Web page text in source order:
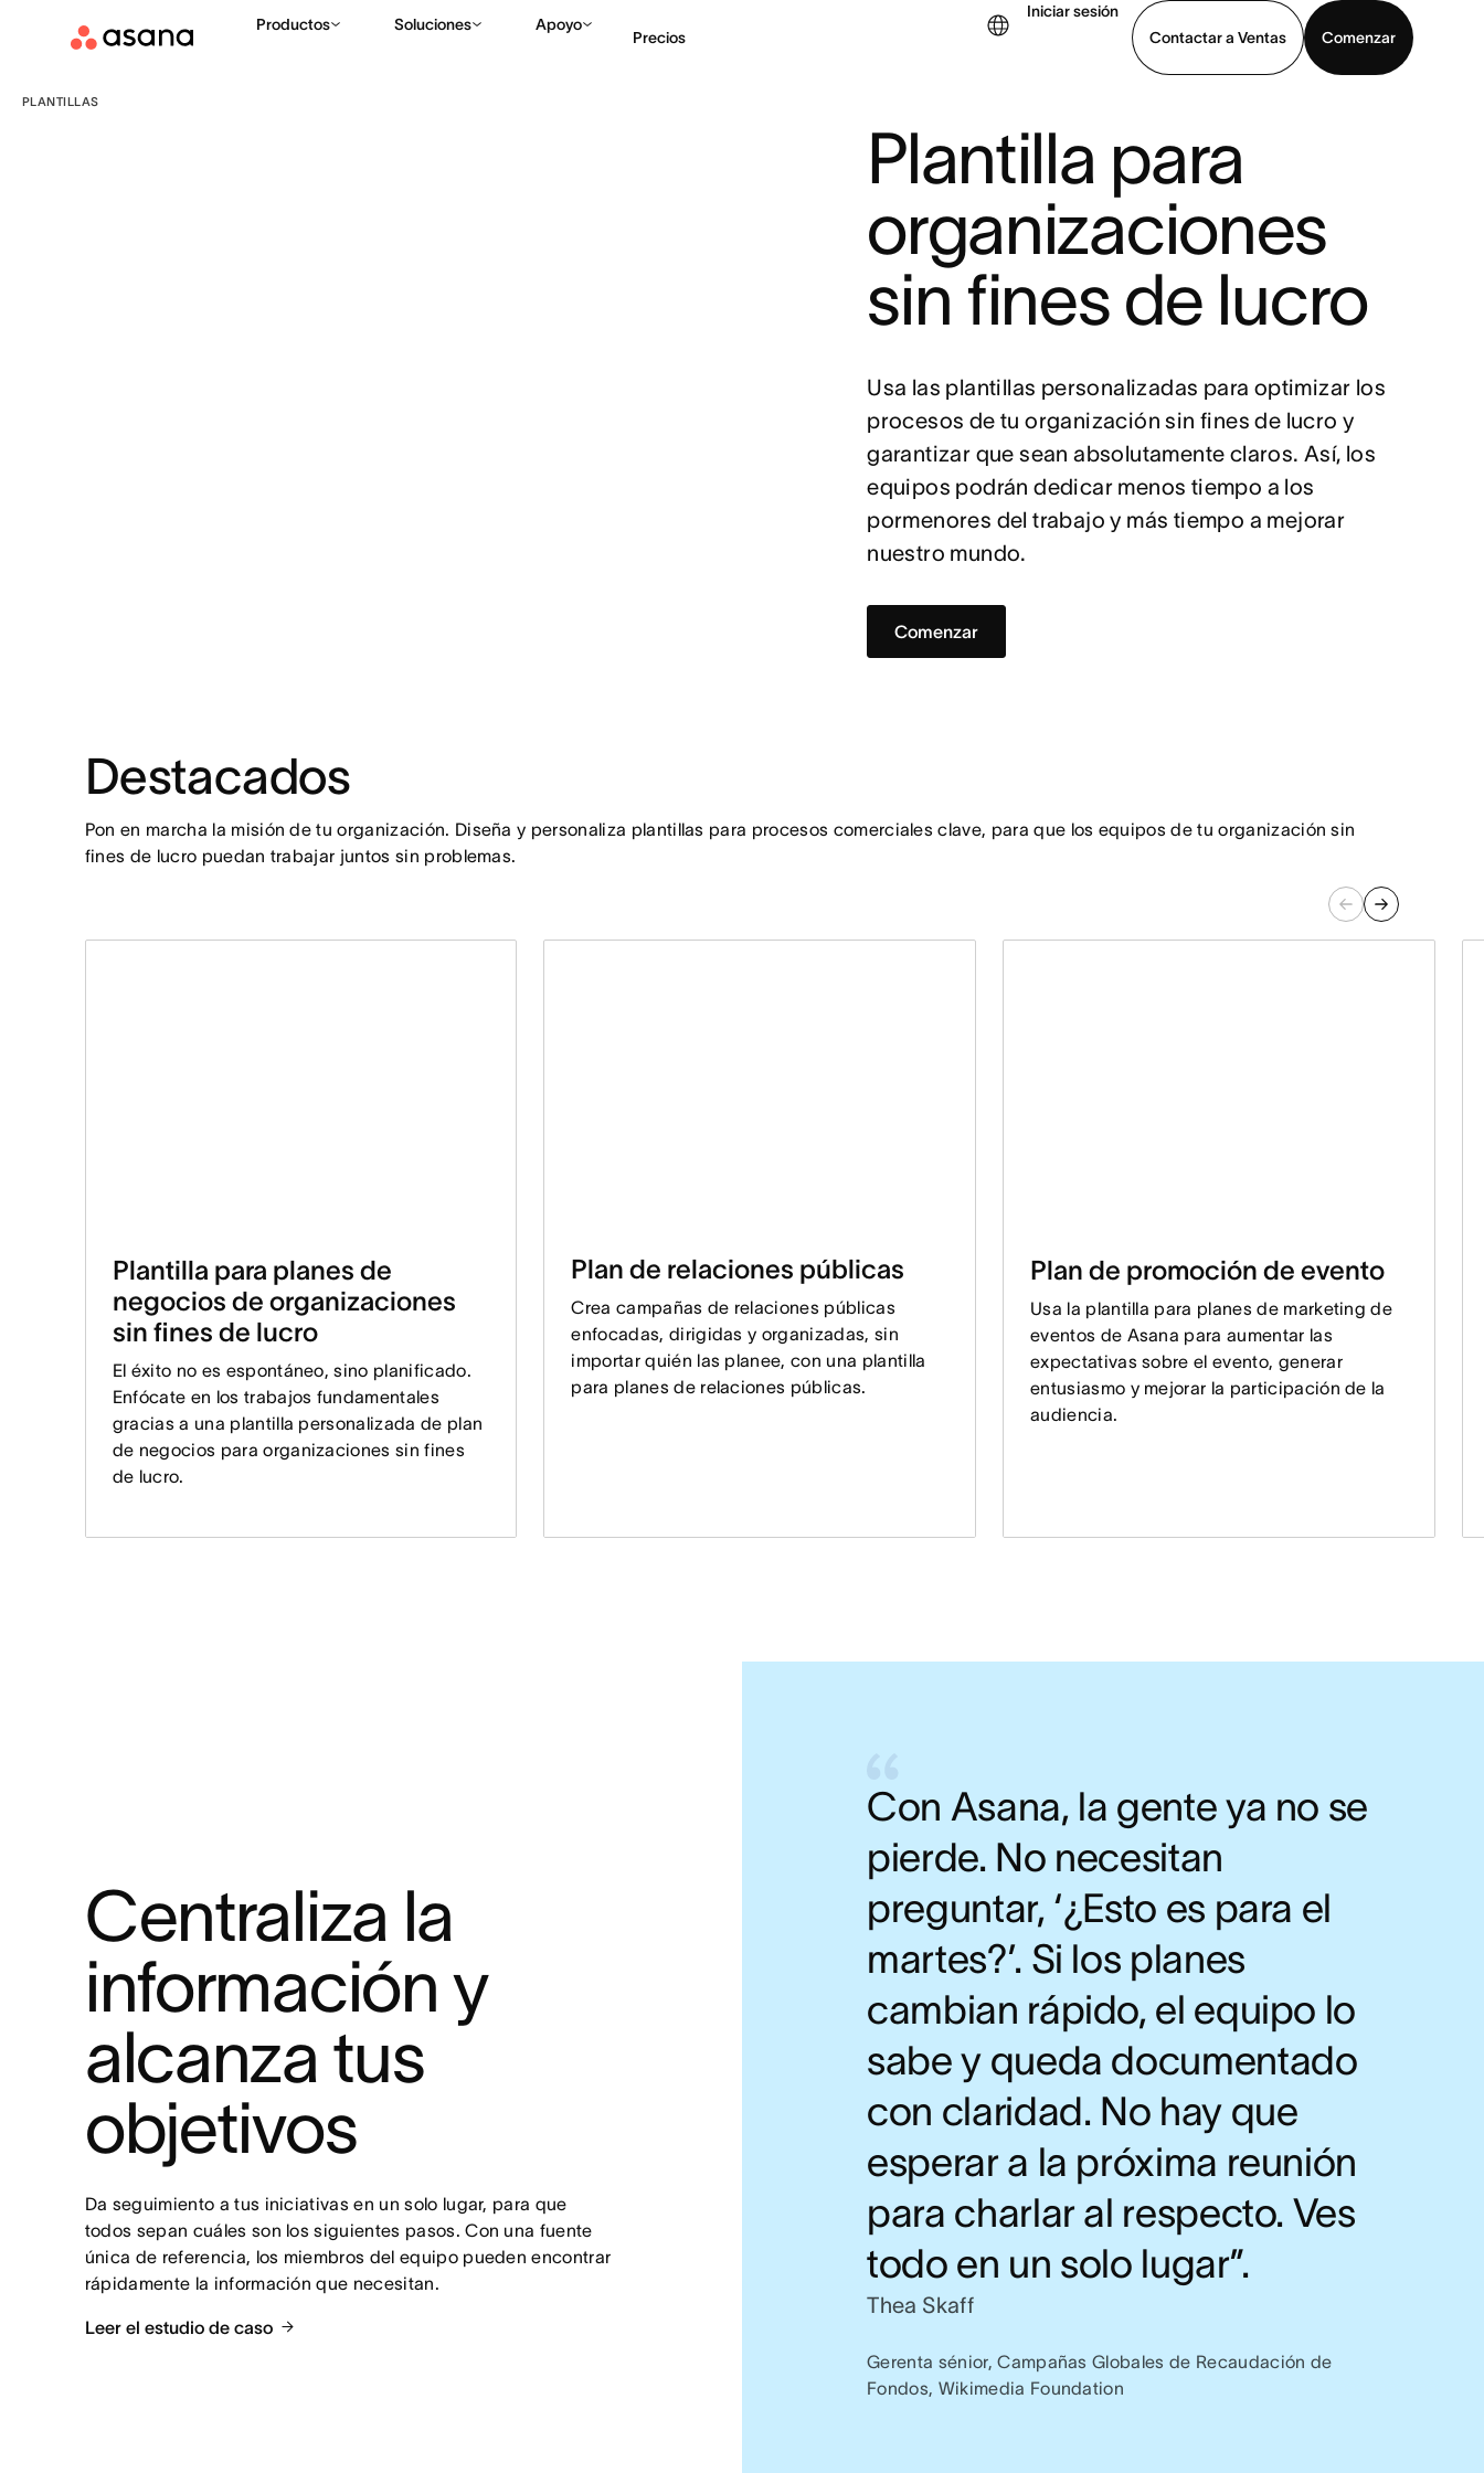
Productos Soluciones Apoyo
Precios
Iniciar sesión
Contactar a Ventas
Comenzar
PLANTILLAS
Plantilla para
organizaciones
sin fines de lucro
Usa las plantillas personalizadas para optimizar los
procesos de tu organización sin fines de lucro y
garantizar que sean absolutamente claros. Así, los
equipos podrán dedicar menos tiempo a los
pormenores del trabajo y más tiempo a mejorar
nuestro mundo.
Comenzar
Destacados
Pon en marcha la misión de tu organización. Diseña y personaliza plantillas para procesos comerciales clave, para que los equipos de tu organización sin
fines de lucro puedan trabajar juntos sin problemas.
Plantilla para planes de
negocios de organizaciones
sin fines de lucro
El éxito no es espontáneo, sino planificado.
Enfócate en los trabajos fundamentales
gracias a una plantilla personalizada de plan
de negocios para organizaciones sin fines
de lucro.
Plan de relaciones públicas
Crea campañas de relaciones públicas
enfocadas, dirigidas y organizadas, sin
importar quién las planee, con una plantilla
para planes de relaciones públicas.
Plan de promoción de evento
Usa la plantilla para planes de marketing de
eventos de Asana para aumentar las
expectativas sobre el evento, generar
entusiasmo y mejorar la participación de la
audiencia.
Con Asana, la gente ya no se
pierde. No necesitan
preguntar, ‘¿Esto es para el
martes?’. Si los planes
cambian rápido, el equipo lo
sabe y queda documentado
con claridad. No hay que
esperar a la próxima reunión
para charlar al respecto. Ves
todo en un solo lugar”.
Thea Skaff
Gerenta sénior, Campañas Globales de Recaudación de
Fondos, Wikimedia Foundation
Centraliza la
información y
alcanza tus
objetivos
Da seguimiento a tus iniciativas en un solo lugar, para que
todos sepan cuáles son los siguientes pasos. Con una fuente
única de referencia, los miembros del equipo pueden encontrar
rápidamente la información que necesitan.
Leer el estudio de caso